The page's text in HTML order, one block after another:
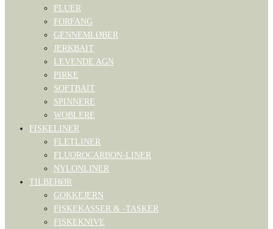
FLUER
FORFANG
GENNEMLØBER
JERKBAIT
LEVENDE AGN
PIRKE
SOFTBAIT
SPINNERE
WOBLERE
FISKELINER
FLETLINER
FLUOROCARBON-LINER
NYLONLINER
TILBEHØR
GOKKEJERN
FISKEKASSER & -TASKER
FISKEKNIVE